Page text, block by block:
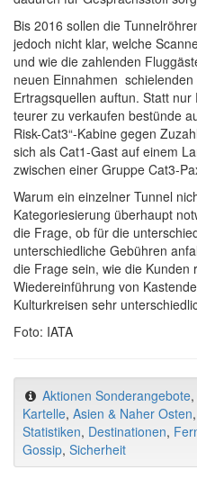
Bis 2016 sollen die
jedoch nicht klar, welche
und wie die zahlenden
neuen Einnahmen
Ertragsquellen auftun. Statt
teurer zu verkaufen bestünde
Risk-Cat3“-Kabine gegen
sich als Cat1-Gast auf einem
zwischen einer Gruppe Cat3-
Warum ein einzelner Tunnel
Kategoriesierung überhaupt
die Frage, ob für die
unterschiedliche Gebühren
die Frage sein, wie die Kunden
Wiedereinführung von
Kulturkreisen sehr
Foto: IATA
Aktionen Sonderangebote,
Kartelle, Asien & Naher Osten,
Statistiken, Destinationen,
Gossip, Sicherheit